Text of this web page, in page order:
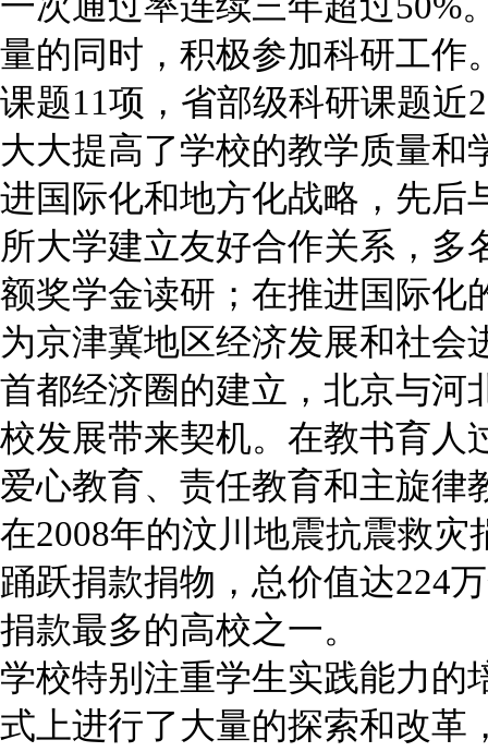
量的同时，积极参加科研工作
课题11项，省部级科研课题近
大大提高了学校的教学质量和
进国际化和地方化战略，先后
所大学建立友好合作关系，多
额奖学金读研；在推进国际化
为京津冀地区经济发展和社会
首都经济圈的建立，北京与河
校发展带来契机。在教书育人
爱心教育、责任教育和主旋律
在2008年的汶川地震抗震救灾
踊跃捐款捐物，总价值达224
捐款最多的高校之一。
学校特别注重学生实践能力的
式上进行了大量的探索和改革